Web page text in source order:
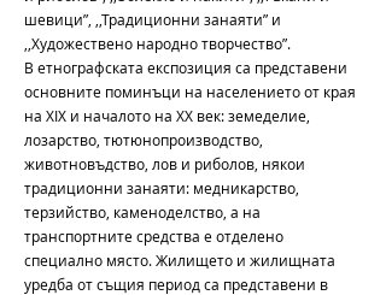
шевици”, ,,Традиционни занаяти” и
,,Художествено народно творчество”.
В етнографската експозиция са представени
основните поминъци на населението от края
на XIX и началото на XX век: земеделие,
лозарство, тютюнопроизводство,
животновъдство, лов и риболов, някои
традиционни занаяти: медникарство,
терзийство, каменоделство, а на
транспортните средства е отделено
специално място. Жилището и жилищната
уредба от същия период са представени в